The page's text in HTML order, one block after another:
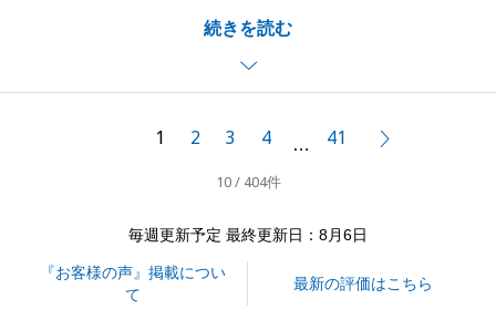
続きを読む
出来ましたこと、大変嬉しく思います。
いただいたお言葉を励みに、日々精進してまいります
ので、今後とも不動産のことでお困りごとがございま
1 2 3 4 … 41
10 / 404件
毎週更新予定 最終更新日：8月6日
『お客様の声』掲載につい
て
最新の評価はこちら